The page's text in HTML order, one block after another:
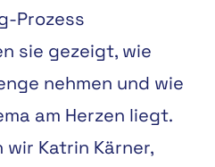
Prozess
sie gezeigt, wie
nehmen und wie
am Herzen liegt.
Katrin Kärner,